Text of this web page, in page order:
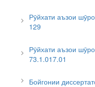
Рӯйхати аъзои
129
Рӯйхати аъзои
73.1.017.01
Бойгонии